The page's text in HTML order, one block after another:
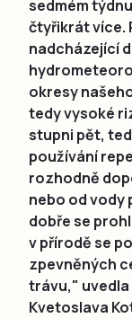
sedmém
čtyřikrát více.
nadcházející
okresy
tedy vysoké
stupni pět,
používání
rozhodně
nebo od vody
dobře se
v přírodě se
zpevněných
trávu," uvedla
Kvetoslava